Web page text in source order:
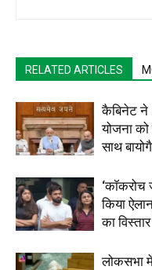
RELATED ARTICLES
कैबिनेट ने
योजना
साथ
‘कॉकरोच
किया
का विस्तार
लोकसभा